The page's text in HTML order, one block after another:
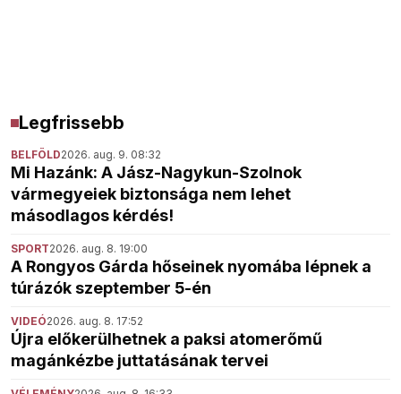
Legfrissebb
BELFÖLD2026. aug. 9. 08:32
Mi Hazánk: A Jász-Nagykun-Szolnok
vármegyeiek biztonsága nem lehet
másodlagos kérdés!
SPORT2026. aug. 8. 19:00
A Rongyos Gárda hőseinek nyomába lépnek a
túrázók szeptember 5-én
VIDEÓ2026. aug. 8. 17:52
Újra előkerülhetnek a paksi atomerőmű
magánkézbe juttatásának tervei